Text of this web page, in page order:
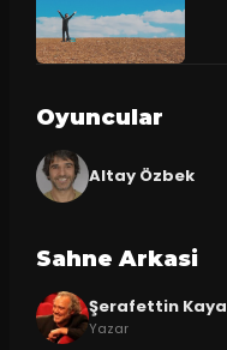
Oyuncular
Altay Özbek
Sahne Arkasi
Şerafettin Kaya
Yazar